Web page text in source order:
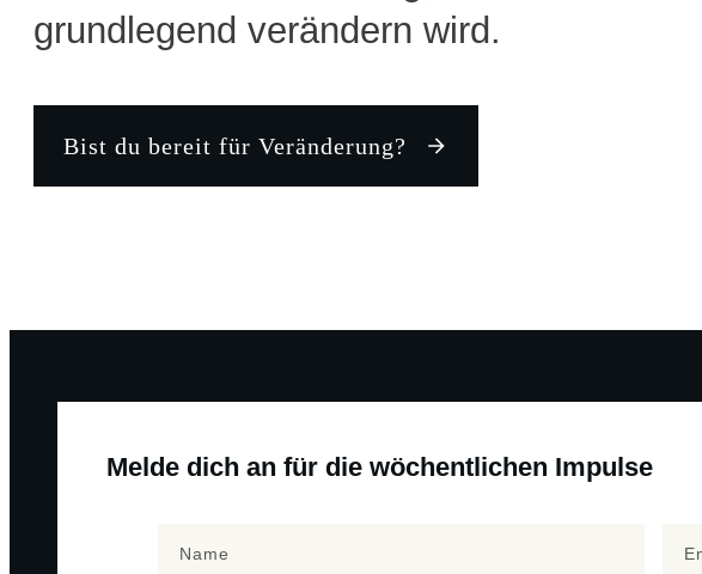
grundlegend verändern wird.
Bist du bereit für Veränderung?
Melde dich an für die wöchentlichen Impulse